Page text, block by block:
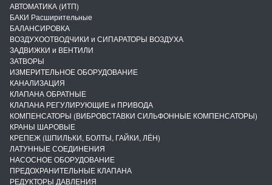
АВТОМАТИКА (ИТП)
БАКИ Расширительные
БАЛАНСИРОВКА
ВОЗДУХООТВОДЧИКИ и СИПАРАТОРЫ ВОЗДУХА
ЗАДВИЖКИ и ВЕНТИЛИ
ЗАТВОРЫ
ИЗМЕРИТЕЛЬНОЕ ОБОРУДОВАНИЕ
КАНАЛИЗАЦИЯ
КЛАПАНА ОБРАТНЫЕ
КЛАПАНА РЕГУЛИРУЮЩИЕ и ПРИВОДА
КОМПЕНСАТОРЫ (ВИБРОВСТАВКИ СИЛЬФОННЫЕ КОМПЕНСАТОРЫ)
КРАНЫ ШАРОВЫЕ
КРЕПЕЖ (ШПИЛЬКИ, БОЛТЫ, ГАЙКИ, ЛЁН)
ЛАТУННЫЕ СОЕДИНЕНИЯ
НАСОСНОЕ ОБОРУДОВАНИЕ
ПРЕДОХРАНИТЕЛЬНЫЕ КЛАПАНА
РЕДУКТОРЫ ДАВЛЕНИЯ